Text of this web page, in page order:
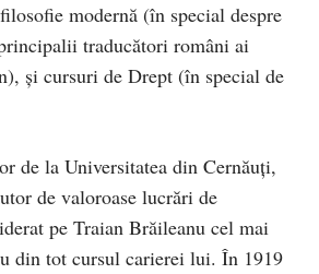
modernă (în special despre
traducători români ai
și cursuri de Drept (în special de
de la Universitatea din Cernăuți,
de valoroase lucrări de
pe Traian Brăileanu cel mai
din tot cursul carierei lui. În 1919